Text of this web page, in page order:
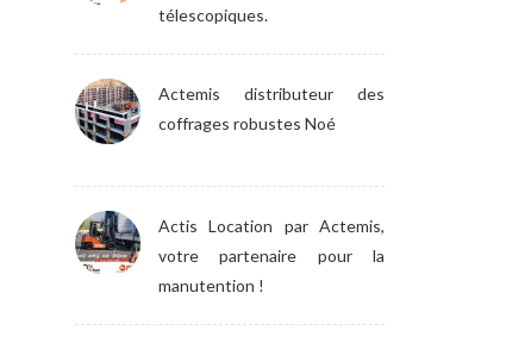
télescopiques.
Actemis distributeur des
coffrages robustes Noé
Actis Location par Actemis,
votre partenaire pour la
manutention !